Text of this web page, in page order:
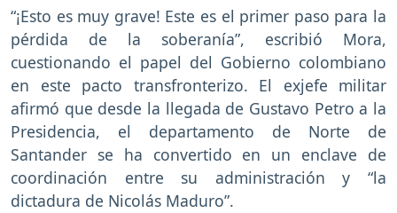
“¡Esto es muy grave! Este es el primer paso para la
pérdida de la soberanía”, escribió Mora,
cuestionando el papel del Gobierno colombiano
en este pacto transfronterizo. El exjefe militar
afirmó que desde la llegada de Gustavo Petro a la
Presidencia, el departamento de Norte de
Santander se ha convertido en un enclave de
coordinación entre su administración y “la
dictadura de Nicolás Maduro”.